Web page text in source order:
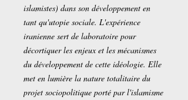
islamistes) dans son développement en
tant qu'utopie sociale. L'expérience
iranienne sert de laboratoire pour
décortiquer les enjeux et les mécanismes
du développement de cette idéologie. Elle
met en lumière la nature totalitaire du
projet sociopolitique porté par l'islamisme